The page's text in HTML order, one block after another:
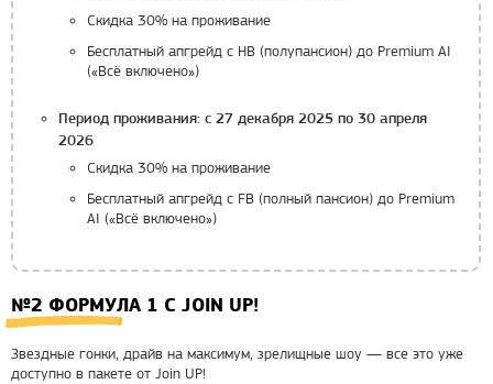
Скидка 30% на проживание
Бесплатный апгрейд с HB (полупансион) до Premium AI
(«Всё включено»)
Период проживания: с 27 декабря 2025 по 30 апреля
2026
Скидка 30% на проживание
Бесплатный апгрейд с FB (полный пансион) до Premium
AI («Всё включено»)
№2 ФОРМУЛА 1 С JOIN UP!
Звездные гонки, драйв на максимум, зрелищные шоу — все это уже
доступно в пакете от Join UP!